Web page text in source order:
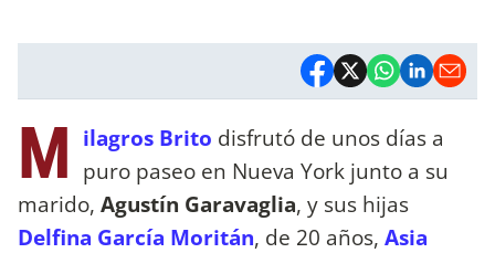
M ilagros Brito disfrutó de unos días a
puro paseo en Nueva York junto a su
marido, Agustín Garavaglia, y sus hijas
Delfina García Moritán, de 20 años, Asia